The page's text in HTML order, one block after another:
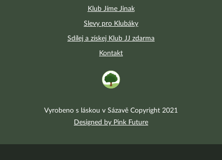
Klub Jíme Jinak
Slevy pro Klubáky
Sdílej a získej Klub JJ zdarma
Kontakt
Vyrobeno s láskou v Sázavě Copyright 2021
Designed by Pink Future